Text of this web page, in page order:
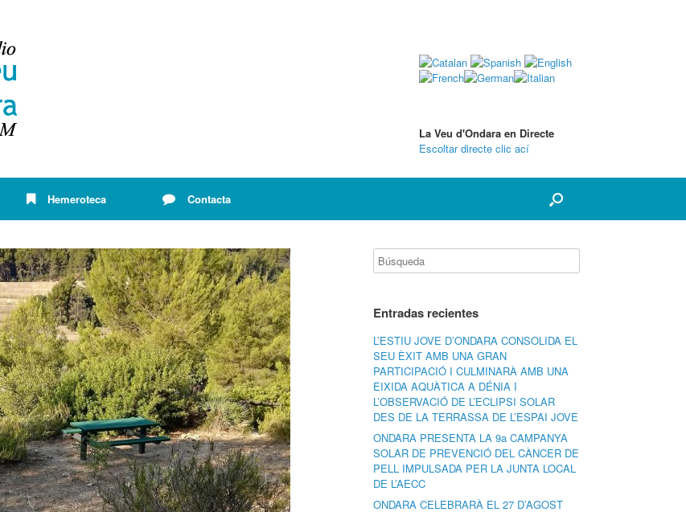
La Veu d'Ondara en Directe
Escoltar directe clic ací
Hemeroteca Contacta
Entradas recientes
L’ESTIU JOVE D’ONDARA CONSOLIDA EL
SEU ÈXIT AMB UNA GRAN
PARTICIPACIÓ I CULMINARÀ AMB UNA
EIXIDA AQUÀTICA A DÉNIA I
L’OBSERVACIÓ DE L’ECLIPSI SOLAR
DES DE LA TERRASSA DE L’ESPAI JOVE
ONDARA PRESENTA LA 9a CAMPANYA
SOLAR DE PREVENCIÓ DEL CÀNCER DE
PELL IMPULSADA PER LA JUNTA LOCAL
DE L’AECC
ONDARA CELEBRARÀ EL 27 D’AGOST